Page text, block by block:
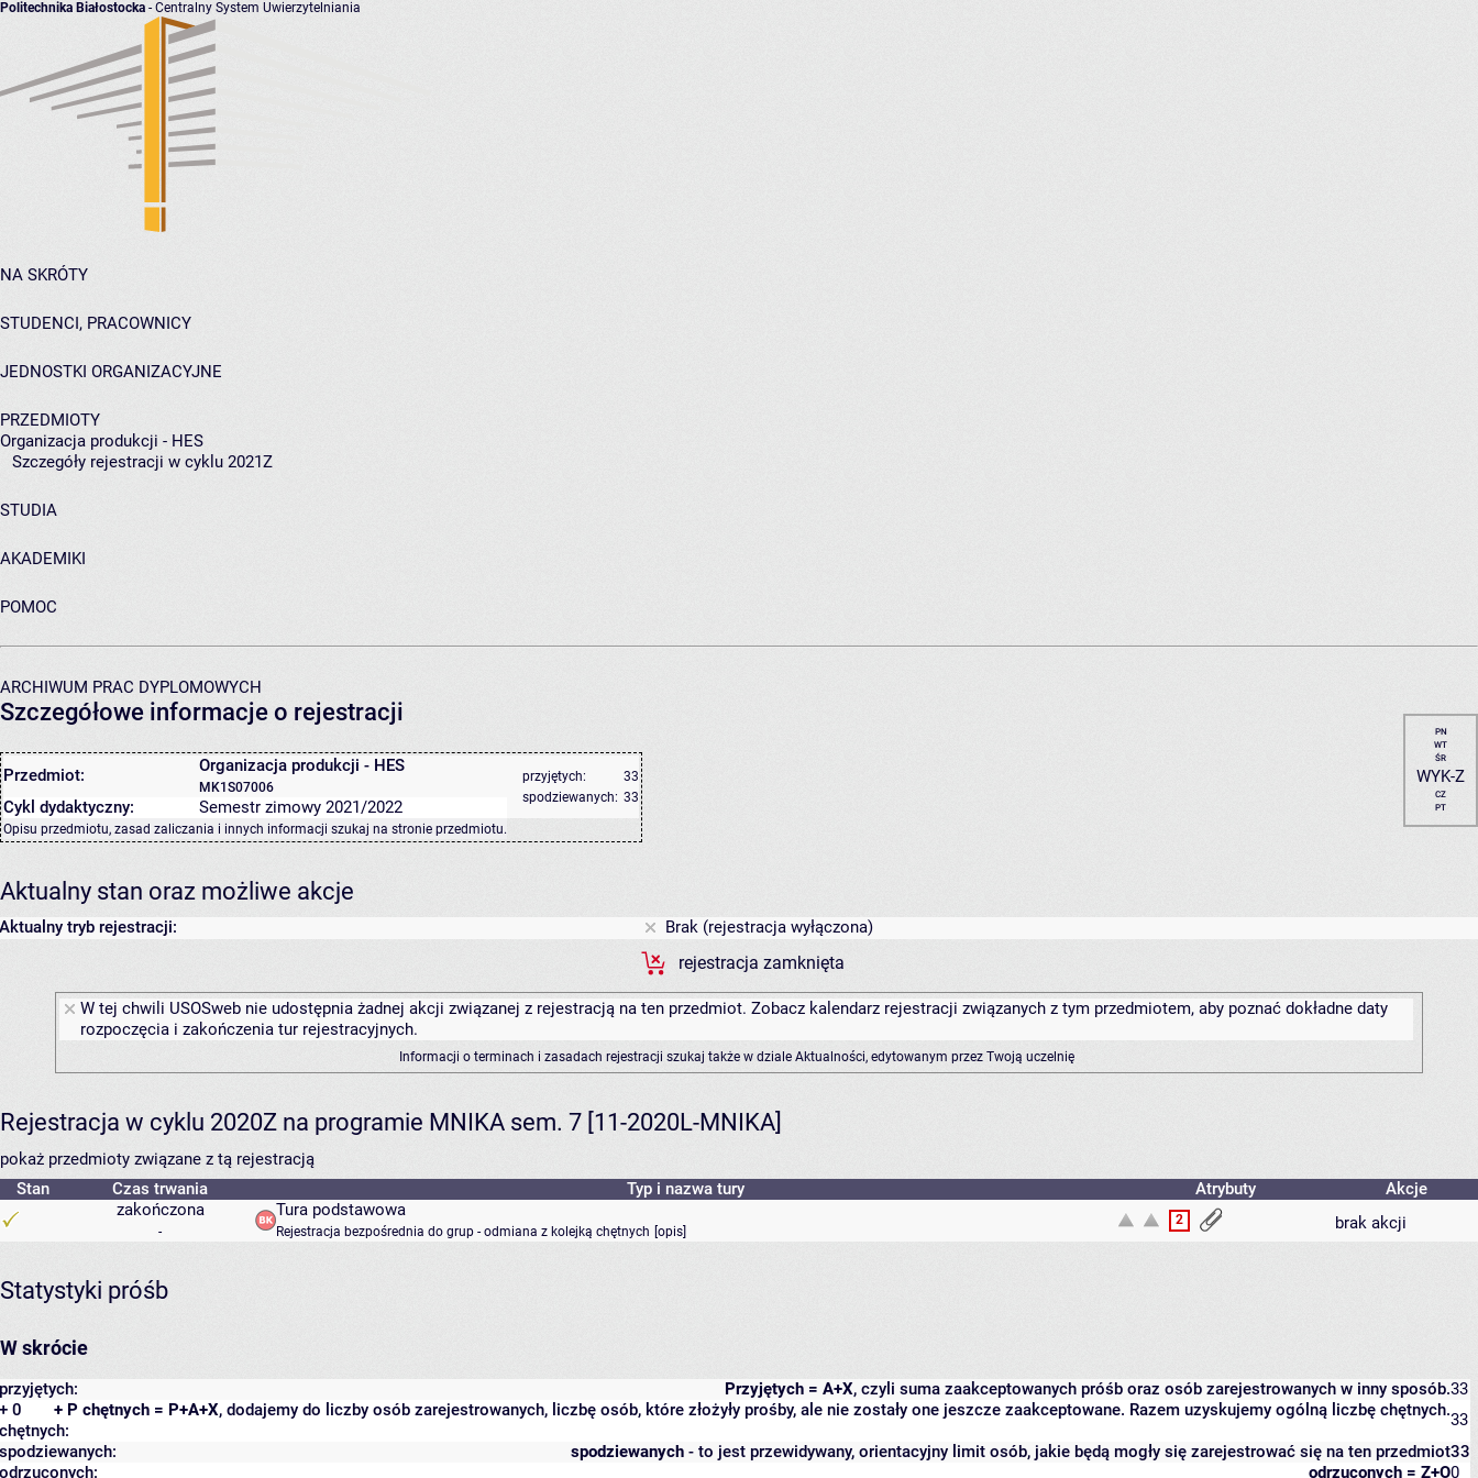
Politechnika Białostocka - Centralny System Uwierzytelniania
NA SKRÓTY
STUDENCI, PRACOWNICY
JEDNOSTKI ORGANIZACYJNE
PRZEDMIOTY
Organizacja produkcji - HES
Szczegóły rejestracji w cyklu 2021Z
STUDIA
AKADEMIKI
POMOC
ARCHIWUM PRAC DYPLOMOWYCH
Szczegółowe informacje o rejestracji
Przedmiot: Organizacja produkcji - HES
MK1S07006
przyjętych:
33
spodziewanych: 33
Cykl dydaktyczny: Semestr zimowy 2021/2022
Opisu przedmiotu, zasad zaliczania i innych informacji szukaj na stronie przedmiotu.
PN
WT
ŚR
WYK-Z
CZ
PT
Aktualny stan oraz możliwe akcje
Aktualny tryb rejestracji:
Brak (rejestracja wyłączona)
rejestracja zamknięta
W tej chwili USOSweb nie udostępnia żadnej akcji związanej z rejestracją na ten przedmiot. Zobacz kalendarz rejestracji związanych z tym przedmiotem, aby poznać dokładne daty
rozpoczęcia i zakończenia tur rejestracyjnych.
Informacji o terminach i zasadach rejestracji szukaj także w dziale Aktualności, edytowanym przez Twoją uczelnię
Rejestracja w cyklu 2020Z na programie MNIKA sem. 7 [11-2020L-MNIKA]
pokaż przedmioty związane z tą rejestracją
Stan
Czas trwania Typ i nazwa tury Atrybuty
Akcje
zakończona
-
Tura podstawowa
Rejestracja bezpośrednia do grup - odmiana z kolejką chętnych [opis]
2 brak akcji
Statystyki próśb
W skrócie
Przyjętych = A+X, czyli suma zaakceptowanych próśb oraz osób zarejestrowanych w inny sposób.
przyjętych:
33
+ P chętnych = P+A+X, dodajemy do liczby osób zarejestrowanych, liczbę osób, które złożyły prośby, ale nie zostały one jeszcze zaakceptowane. Razem uzyskujemy ogólną liczbę chętnych.
+ 0
chętnych:
33
spodziewanych - to jest przewidywany, orientacyjny limit osób, jakie będą mogły się zarejestrować się na ten przedmiot
spodziewanych:
33
odrzuconych = Z+O
odrzuconych: 0